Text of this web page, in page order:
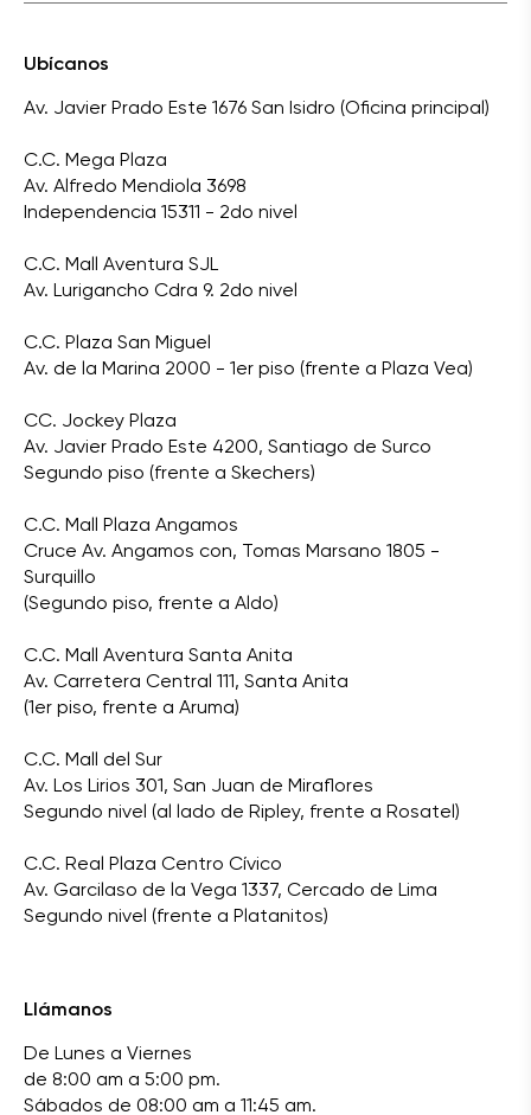
Ubícanos
Av. Javier Prado Este 1676 San Isidro (Oficina principal)
C.C. Mega Plaza
Av. Alfredo Mendiola 3698
Independencia 15311 - 2do nivel
C.C. Mall Aventura SJL
Av. Lurigancho Cdra 9. 2do nivel
C.C. Plaza San Miguel
Av. de la Marina 2000 - 1er piso (frente a Plaza Vea)
CC. Jockey Plaza
Av. Javier Prado Este 4200, Santiago de Surco
Segundo piso (frente a Skechers)
C.C. Mall Plaza Angamos
Cruce Av. Angamos con, Tomas Marsano 1805 -
Surquillo
(Segundo piso, frente a Aldo)
C.C. Mall Aventura Santa Anita
Av. Carretera Central 111, Santa Anita
(1er piso, frente a Aruma)
C.C. Mall del Sur
Av. Los Lirios 301, San Juan de Miraflores
Segundo nivel (al lado de Ripley, frente a Rosatel)
C.C. Real Plaza Centro Cívico
Av. Garcilaso de la Vega 1337, Cercado de Lima
Segundo nivel (frente a Platanitos)
Llámanos
De Lunes a Viernes
de 8:00 am a 5:00 pm.
Sábados de 08:00 am a 11:45 am.